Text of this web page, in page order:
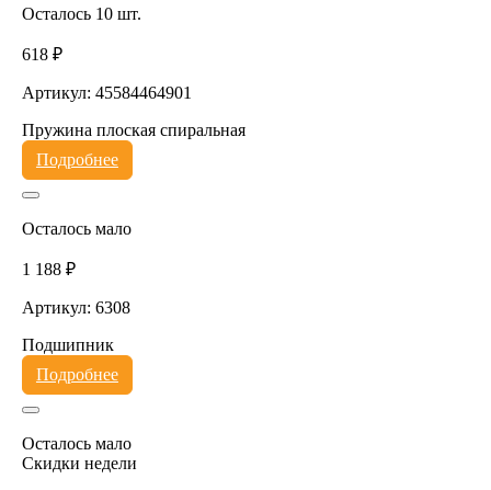
Осталось 10 шт.
618 ₽
Артикул: 45584464901
Пружина плоская спиральная
Подробнее
Осталось мало
1 188 ₽
Артикул: 6308
Подшипник
Подробнее
Осталось мало
Скидки недели